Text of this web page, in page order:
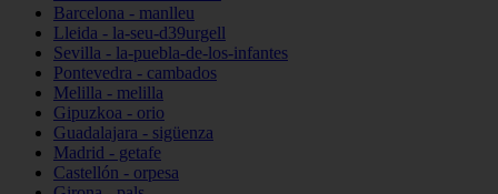
Barcelona - manlleu
Lleida - la-seu-d39urgell
Sevilla - la-puebla-de-los-infantes
Pontevedra - cambados
Melilla - melilla
Gipuzkoa - orio
Guadalajara - sigüenza
Madrid - getafe
Castellón - orpesa